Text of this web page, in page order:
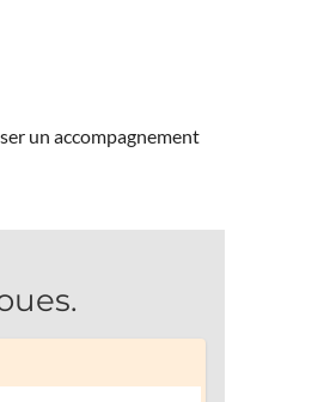
un accompagnement